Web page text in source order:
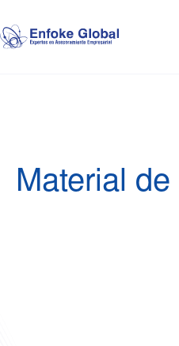
al
contenido
Material de